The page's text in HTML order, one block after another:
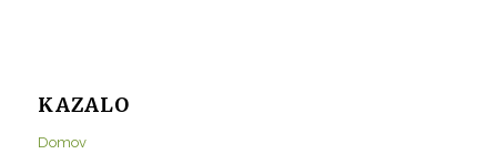
KAZALO
Domov